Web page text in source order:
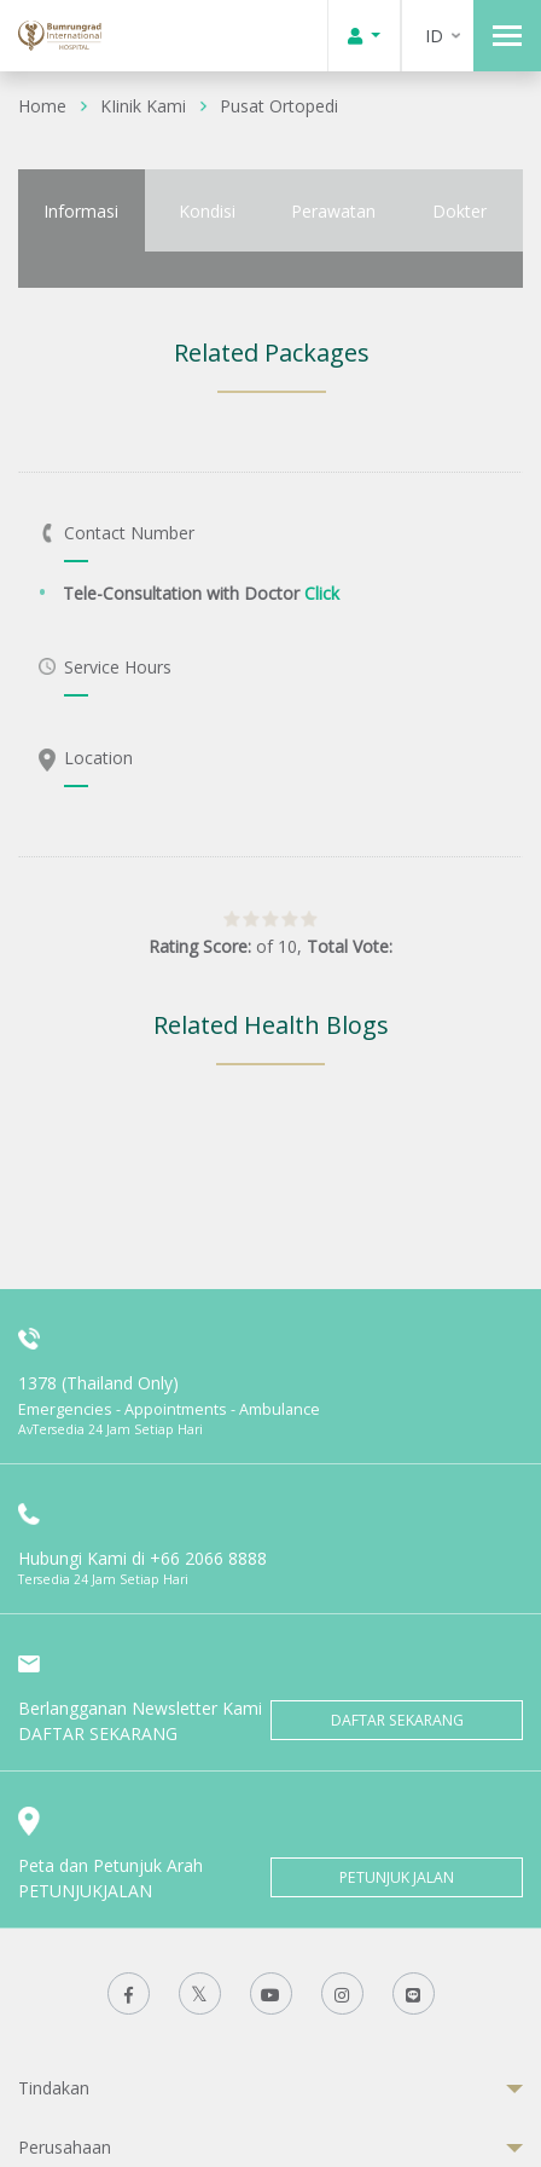
ID
Home KIinik Kami Pusat Ortopedi
Informasi Kondisi Perawatan Dokter
Related Packages
Contact Number
Tele-Consultation with DoctorClick
Service Hours
Location
Rating Score: of 10, Total Vote:
Related Health Blogs
1378 (Thailand Only)
Emergencies - Appointments - Ambulance
AvTersedia 24 Jam Setiap Hari
Hubungi Kami di +66 2066 8888
Tersedia 24 Jam Setiap Hari
Berlangganan Newsletter Kami
DAFTAR SEKARANG
DAFTAR SEKARANG
Peta dan Petunjuk Arah
PETUNJUKJALAN
PETUNJUK JALAN
Tindakan
Perusahaan